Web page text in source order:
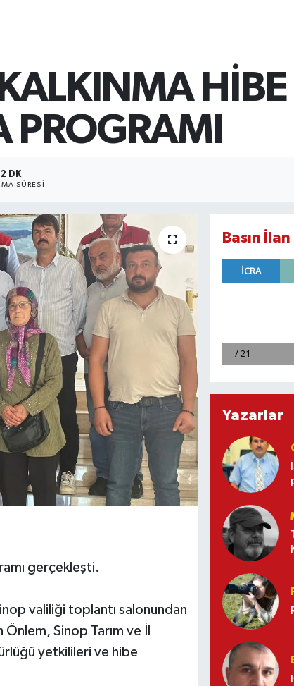
HİBE
PROGRAMI
2 DK
SÜRESI
gerçekleşti.
valiliği toplantı salonundan
Sinop Tarım ve İl
yetkilileri ve hibe
Basın
Yazarlar